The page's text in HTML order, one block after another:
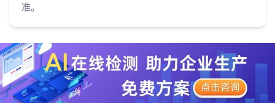
准。